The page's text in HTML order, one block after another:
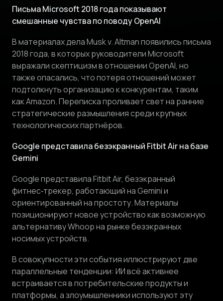
Письма Microsoft 2018 года показывают
смешанные чувства по поводу OpenAI
В материалах дела Musk v. Altman появились письма
2018 года, в которых руководители Microsoft
выражали скептицизм в отношении OpenAI, но
также опасались, что потеря отношений может
подтолкнуть организацию к конкурентам, таким
как Amazon. Переписка проливает свет на ранние
стратегические размышления среди крупных
технологических партнёров.
Google представила безэкранный Fitbit Air на базе
Gemini
Google представила Fitbit Air, безэкранный
фитнес‑трекер, работающий на Gemini и
ориентированный на простоту. Материалы
позиционируют новое устройство как возможную
альтернативу Whoop на рынке безэкранных
носимых устройств.
В совокупности эти события иллюстрируют две
параллельные тенденции: ИИ всё активнее
встраивается в потребительские продукты и
платформы, а злоумышленники используют эту